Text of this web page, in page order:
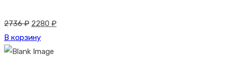
2736₽ Первоначальная
цена
составляла
2280 ₽Текущая
В корзину